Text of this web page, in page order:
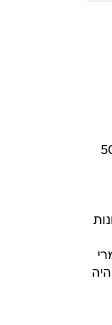
שישמשו בפיילוטים האחרים, ויוכל להסיע בבת אחת 50